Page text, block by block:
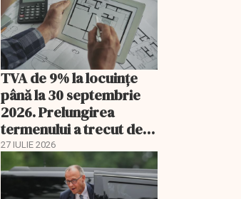
TVA de 9% la locuințe
până la 30 septembrie
2026. Prelungirea
termenului a trecut de
comisia din Parlament
27 IULIE 2026